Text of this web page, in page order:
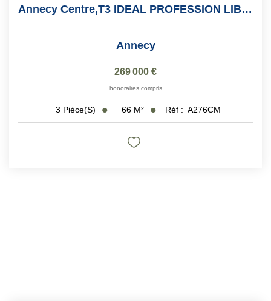
Annecy Centre,T3 IDEAL PROFESSION LIBERALE !! 66m2
Annecy
269 000 €
honoraires compris
3 Pièce(s) 66 M² Réf : A276CM